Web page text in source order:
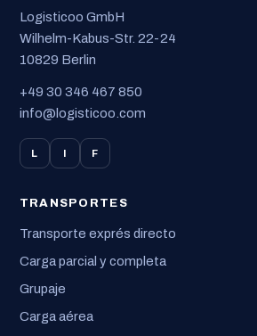
Logisticoo GmbH
Wilhelm-Kabus-Str. 22-24
10829 Berlin
+49 30 346 467 850
info@logisticoo.com
L I F
TRANSPORTES
Transporte exprés directo
Carga parcial y completa
Grupaje
Carga aérea